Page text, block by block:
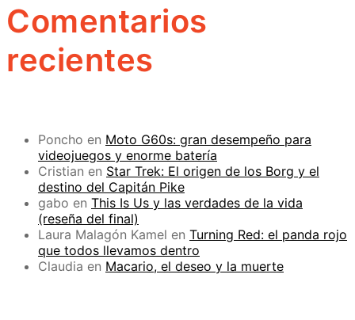
Comentarios
recientes
Poncho en Moto G60s: gran desempeño para
videojuegos y enorme batería
Cristian en Star Trek: El origen de los Borg y el
destino del Capitán Pike
gabo en This Is Us y las verdades de la vida
(reseña del final)
Laura Malagón Kamel en Turning Red: el panda rojo
que todos llevamos dentro
Claudia en Macario, el deseo y la muerte